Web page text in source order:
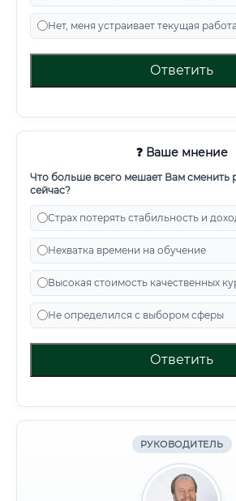
Нет, меня устраивает текущая работа
Ответить
❓ Ваше мнение
Что больше всего мешает Вам сменить
сейчас?
Страх потерять стабильность и
Нехватка времени на обучение
Высокая стоимость качественных
Не определился с выбором сферы
Ответить
РУКОВОДИТЕЛЬ